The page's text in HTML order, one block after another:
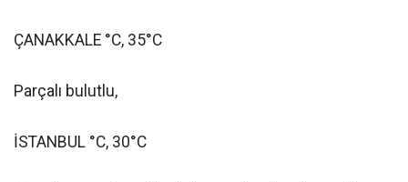
ÇANAKKALE °C, 35°C
Parçalı bulutlu,
İSTANBUL °C, 30°C